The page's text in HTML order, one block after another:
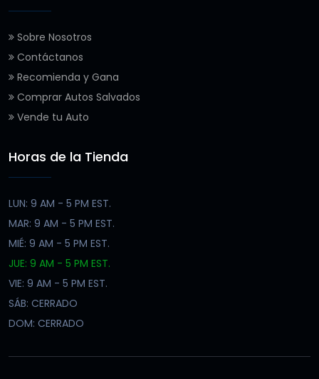
Sobre Nosotros
Contáctanos
Recomienda y Gana
Comprar Autos Salvados
Vende tu Auto
Horas de la Tienda
LUN: 9 AM - 5 PM EST.
MAR: 9 AM - 5 PM EST.
MIÉ: 9 AM - 5 PM EST.
JUE: 9 AM - 5 PM EST.
VIE: 9 AM - 5 PM EST.
SÁB: CERRADO
DOM: CERRADO